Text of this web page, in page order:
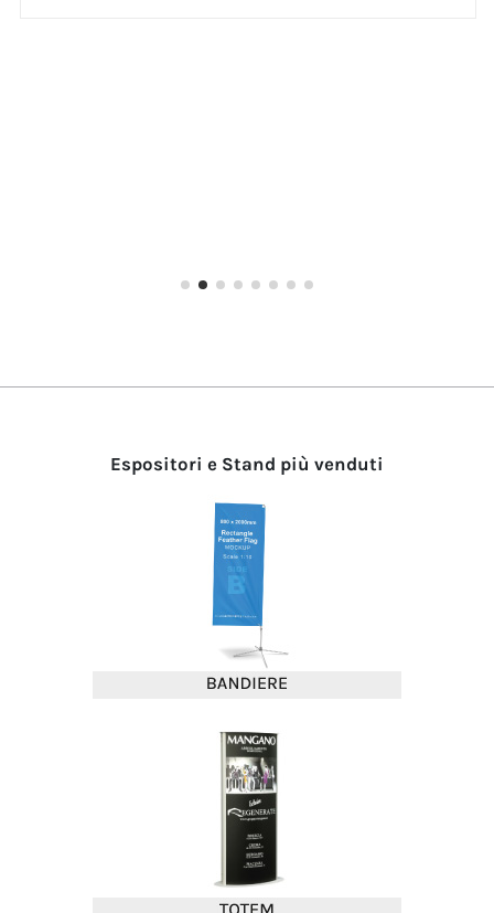
Espositori e Stand più venduti